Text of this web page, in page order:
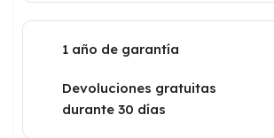
1 año de garantía
Devoluciones gratuitas
durante 30 días